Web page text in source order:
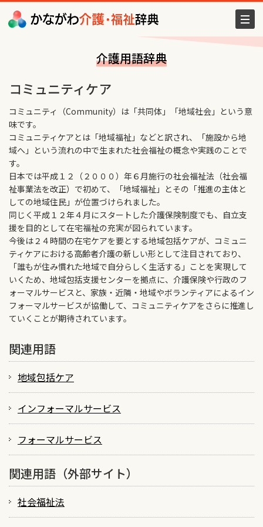
介護用語辞典
コミュニティケア
コミュニティ（Community）は「共同体」「地域社会」という意
味です。
コミュニティケアとは「地域福祉」などと訳され、「施設から地
域へ」という流れの中で生まれた社会福祉の概念や実践のことで
す。
日本では平成１２（２０００）年６月施行の社会福祉法（社会福
祉事業法を改正）で初めて、「地域福祉」とその「推進の主体と
しての地域住民」が位置づけられました。
同じく平成１２年４月にスタートした介護保険制度でも、自立支
援を目的として在宅福祉の充実が図られています。
今後は２４時間の在宅ケアを要とする地域包括ケアが、コミュニ
ティケアにおける高齢者介護の新しい形として注目されており、
「誰もが住み慣れた地域で自分らしく生活する」ことを実現して
いくため、地域包括支援センターを拠点に、介護保険や行政のフ
ォーマルサービスと、家族・近隣・地域やボランティアによるイン
フォーマルサービスが協働して、コミュニティケアをさらに推進し
ていくことが期待されています。
関連用語
地域包括ケア
インフォーマルサービス
フォーマルサービス
関連用語（外部サイト）
社会福祉法